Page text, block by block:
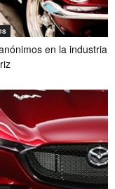
en la industria